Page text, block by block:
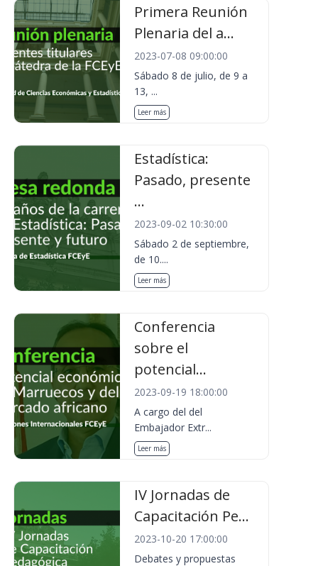
Primera Reunión
Plenaria del a...
2023-07-08 09:00:00
Sábado 8 de julio, de 9 a
13, ...
Leer más
Estadística:
Pasado, presente
...
2023-09-02 10:30:00
Sábado 2 de septiembre,
de 10....
Leer más
Conferencia
sobre el
potencial...
2023-09-19 18:00:00
A cargo del del
Embajador Extr...
Leer más
IV Jornadas de
Capacitación Pe...
2023-10-20 17:00:00
Debates y propuestas